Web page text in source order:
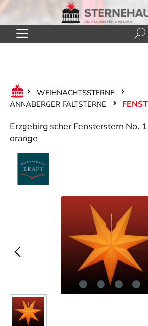
Zum Hauptinhalt springen
WEIHNACHTSSTERNE
ANNABERGER FALTSTERNE
Erzgebirgischer Fensterstern No.
orange
Bildergalerie überspringen